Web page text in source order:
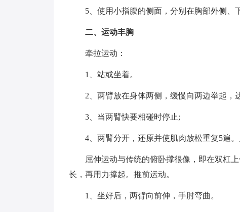
5、使用小指腹的侧面，分别在胸部外侧、
二、运动丰胸
牵拉运动：
1、站或坐着。
2、两臂放在身体两侧，缓慢向两边举起，
3、当两臂快要相碰时停止;
4、两臂分开，还原并使肌肉放松重复5遍。
屈伸运动与传统的俯卧撑很像，即在双杠
长，再用力撑起。推前运动。
1、坐好后，两臂向前伸，手肘弯曲。